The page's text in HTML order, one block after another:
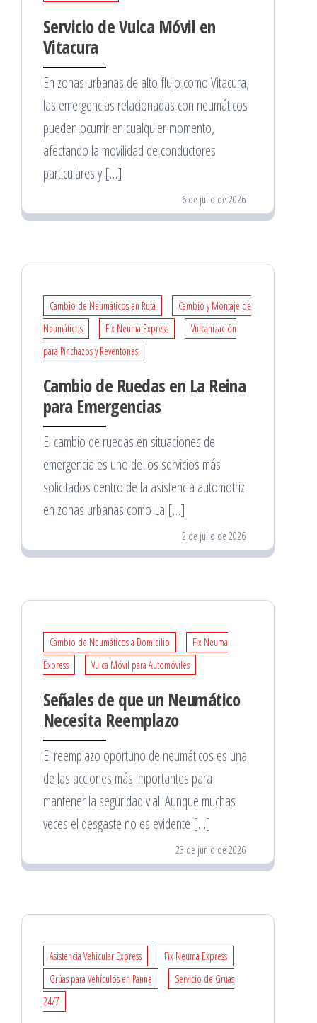
Servicio de Vulca Móvil en
Vitacura
En zonas urbanas de alto flujo como Vitacura,
las emergencias relacionadas con neumáticos
pueden ocurrir en cualquier momento,
afectando la movilidad de conductores
particulares y […]
6 de julio de 2026
Cambio de Neumáticos en Ruta
Cambio y Montaje de
Neumáticos
Fix Neuma Express
Vulcanización
para Pinchazos y Reventones
Cambio de Ruedas en La Reina
para Emergencias
El cambio de ruedas en situaciones de
emergencia es uno de los servicios más
solicitados dentro de la asistencia automotriz
en zonas urbanas como La […]
2 de julio de 2026
Cambio de Neumáticos a Domicilio
Fix Neuma
Express
Vulca Móvil para Automóviles
Señales de que un Neumático
Necesita Reemplazo
El reemplazo oportuno de neumáticos es una
de las acciones más importantes para
mantener la seguridad vial. Aunque muchas
veces el desgaste no es evidente […]
23 de junio de 2026
Asistencia Vehicular Express
Fix Neuma Express
Grúas para Vehículos en Panne
Servicio de Grúas
24/7